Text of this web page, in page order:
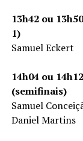
13h42 ou
1)
Samuel Eckert
14h04 ou
(semifinais)
Samuel
Daniel Martins